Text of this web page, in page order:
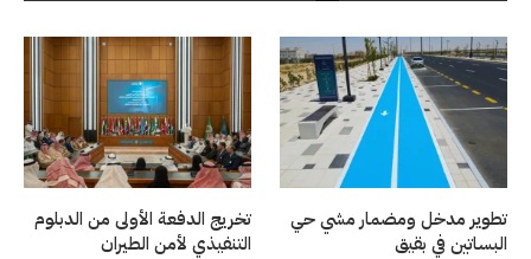
تطوير مدخل ومضمار مشي حي
البساتين في بقيق
تخريج الدفعة الأولى من الدبلوم
التنفيذي لأمن الطيران